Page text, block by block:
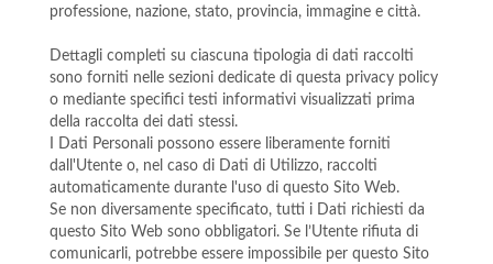
professione, nazione, stato, provincia, immagine e città.
Dettagli completi su ciascuna tipologia di dati raccolti
sono forniti nelle sezioni dedicate di questa privacy policy
o mediante specifici testi informativi visualizzati prima
della raccolta dei dati stessi.
I Dati Personali possono essere liberamente forniti
dall'Utente o, nel caso di Dati di Utilizzo, raccolti
automaticamente durante l'uso di questo Sito Web.
Se non diversamente specificato, tutti i Dati richiesti da
questo Sito Web sono obbligatori. Se l’Utente rifiuta di
comunicarli, potrebbe essere impossibile per questo Sito